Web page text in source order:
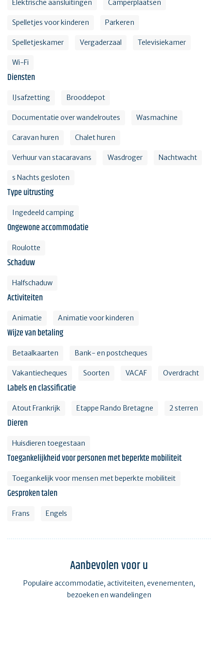
Elektrische aansluitingen Camperplaatsen
Spelletjes voor kinderen Parkeren
Spelletjeskamer Vergaderzaal Televisiekamer
Wi-Fi
Diensten
IJsafzetting Brooddepot
Documentatie over wandelroutes Wasmachine
Caravan huren Chalet huren
Verhuur van stacaravans Wasdroger Nachtwacht
s Nachts gesloten
Type uitrusting
Ingedeeld camping
Ongewone accommodatie
Roulotte
Schaduw
Halfschaduw
Activiteiten
Animatie Animatie voor kinderen
Wijze van betaling
Betaalkaarten Bank- en postcheques
Vakantiecheques Soorten VACAF Overdracht
Labels en classificatie
Atout Frankrijk Etappe Rando Bretagne 2 sterren
Dieren
Huisdieren toegestaan
Toegankelijkheid voor personen met beperkte mobiliteit
Toegankelijk voor mensen met beperkte mobiliteit
Gesproken talen
Frans Engels
Aanbevolen voor u
Populaire accommodatie, activiteiten, evenementen,
bezoeken en wandelingen